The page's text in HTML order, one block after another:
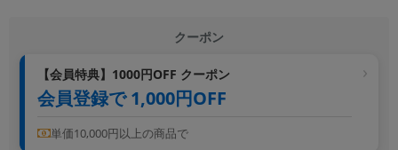
クーポン
【会員特典】1000円OFF クーポン
会員登録で 1,000円OFF
単価10,000円以上の商品で